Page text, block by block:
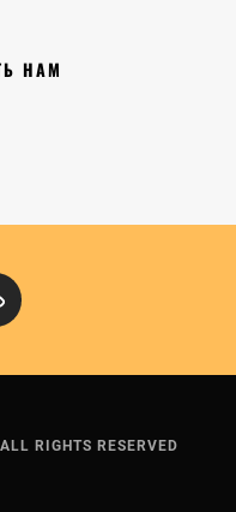
НАМ
RIGHTS RESERVED